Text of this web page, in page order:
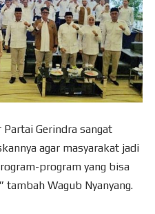
Partai Gerindra sangat
agar masyarakat jadi
program yang bisa
tambah Wagub Nyanyang.